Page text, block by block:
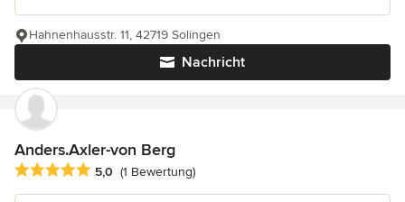
Nachricht
Hahnenhausstr. 11, 42719 Solingen
Anders.Axler-von Berg
Durchschnittliche Bewertung: 5 von 5 Sternen
5,0 (1 Bewertung)